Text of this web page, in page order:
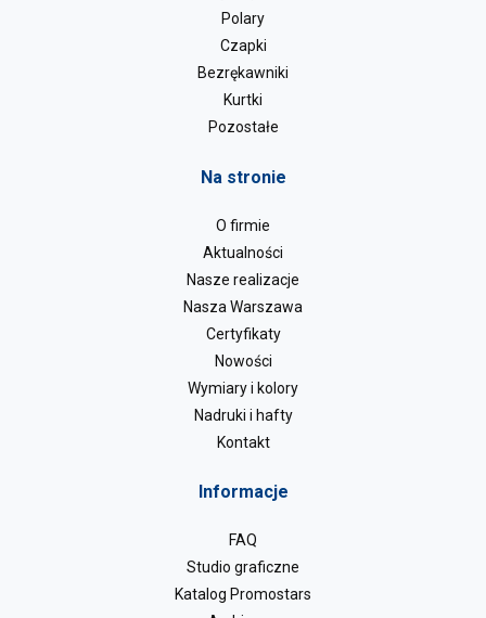
Polary
Czapki
Bezrękawniki
Kurtki
Pozostałe
Na stronie
O firmie
Aktualności
Nasze realizacje
Nasza Warszawa
Certyfikaty
Nowości
Wymiary i kolory
Nadruki i hafty
Kontakt
Informacje
FAQ
Studio graficzne
Katalog Promostars